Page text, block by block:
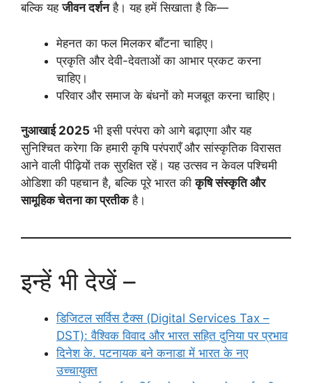
बल्कि यहजीवन दर्शनहै। यह हमें सिखाता है कि—
मेहनत का फल मिलकर बाँटना चाहिए।
प्रकृति और देवी-देवताओं का आभार प्रकट करना
चाहिए।
परिवार और समाज के बंधनों को मजबूत करना चाहिए।
नुआखाई 2025 भी इसी परंपरा को आगे बढ़ाएगा और यह
सुनिश्चित करेगा कि हमारी कृषि परंपराएँ और सांस्कृतिक विरासत
आने वाली पीढ़ियों तक सुरक्षित रहें। यह उत्सव न केवल पश्चिमी
ओडिशा की पहचान है, बल्कि पूरे भारत कीकृषि संस्कृति और
सामूहिक चेतना का प्रतीकहै।
इन्हें भी देखें –
डिजिटल सर्विस टैक्स (Digital Services Tax –
DST): वैश्विक विवाद और भारत सहित दुनिया पर प्रभाव
दिनेश के. पटनायक बने कनाडा में भारत के नए
उच्चायुक्त